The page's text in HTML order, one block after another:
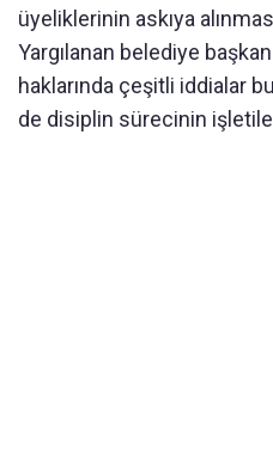
üyeliklerinin askıya
Yargılanan belediye
haklarında çeşitli iddialar
de disiplin sürecinin